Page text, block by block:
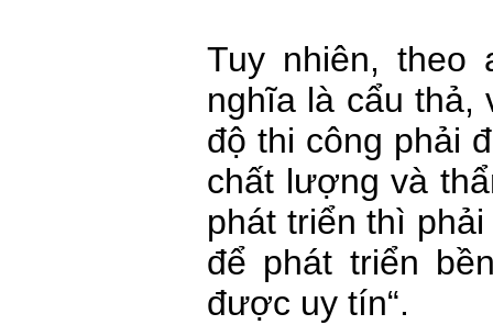
Tuy nhiên, theo
nghĩa là cẩu thả,
độ thi công phải
chất lượng và
phát triển thì
để phát triển
được uy tín“.